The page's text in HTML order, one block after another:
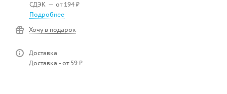
СДЭК — от 194 ₽
Подробнее
Хочу в подарок
Доставка
Доставка - от 59 ₽